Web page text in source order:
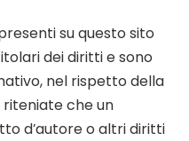
su questo sito
dei diritti e sono
nel rispetto della
che un
d’autore o altri diritti